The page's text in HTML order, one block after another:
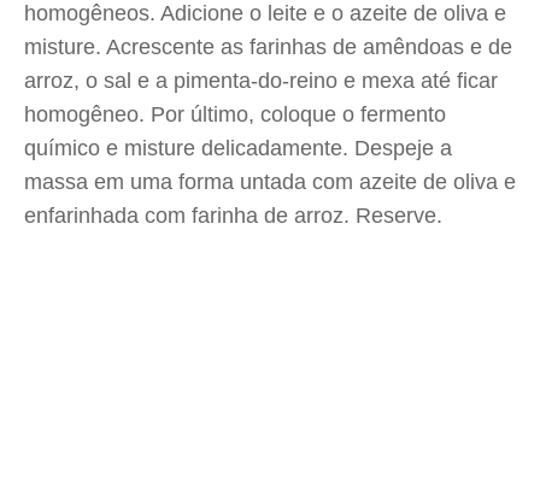
homogêneos. Adicione o leite e o azeite de oliva e
misture. Acrescente as farinhas de amêndoas e de
arroz, o sal e a pimenta-do-reino e mexa até ficar
homogêneo. Por último, coloque o fermento
químico e misture delicadamente. Despeje a
massa em uma forma untada com azeite de oliva e
enfarinhada com farinha de arroz. Reserve.